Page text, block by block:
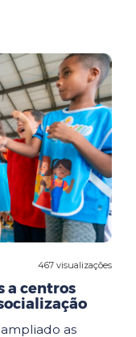
467 visualizações
a centros
as